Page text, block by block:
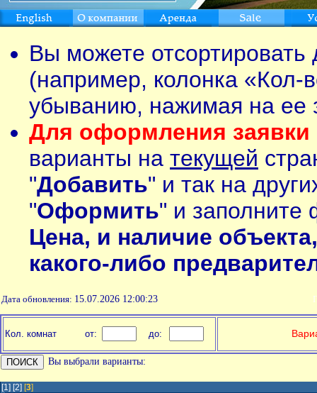
Вы можете
(например, колонка «Кол-
убыванию, нажимая на ее
Для оформления заявки
варианты на текущей
"Добавить" и так на
"Оформить" и заполните
Цена, и наличие
какого-либо
Дата обновления: 15.07.2026 12:00:23
Кол. комнат от: до:
Вы выбрали варианты:
[1] [2] [3]